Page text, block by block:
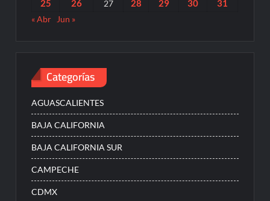
25 26 27 28 29 30 31
« Abr Jun »
Categorías
AGUASCALIENTES
BAJA CALIFORNIA
BAJA CALIFORNIA SUR
CAMPECHE
CDMX